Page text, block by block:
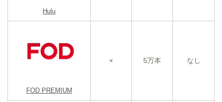
Hulu
FOD PREMIUM
× 5万本 なし